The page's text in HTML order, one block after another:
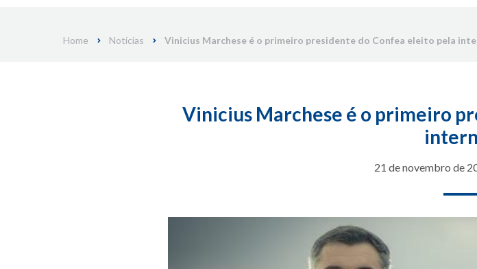
Home Notícias Vinicius Marchese é o primeiro presidente do Confea eleito pela
Vinicius Marchese é o primeiro
21 de novembro de